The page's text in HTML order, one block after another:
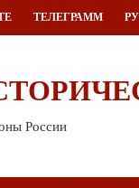
ТЕЛЕГРАММ
России